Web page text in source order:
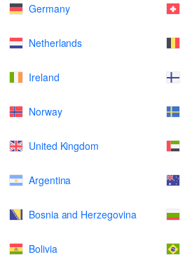
Germany
Netherlands
Ireland
Norway
United Kingdom
Argentina
Bosnia and Herzegovina
Bolivia